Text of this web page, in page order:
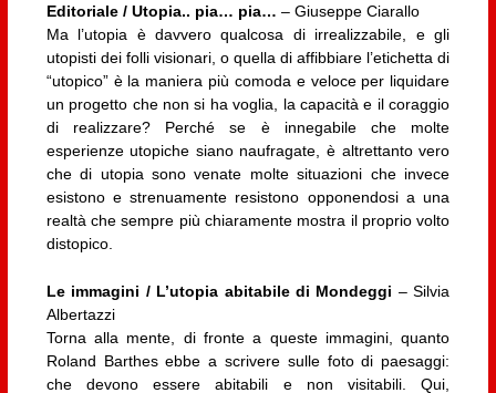
Editoriale / Utopia.. pia… pia… – Giuseppe Ciarallo
Ma l’utopia è davvero qualcosa di irrealizzabile, e gli
utopisti dei folli visionari, o quella di affibbiare l’etichetta di
“utopico” è la maniera più comoda e veloce per liquidare
un progetto che non si ha voglia, la capacità e il coraggio
di realizzare? Perché se è innegabile che molte
esperienze utopiche siano naufragate, è altrettanto vero
che di utopia sono venate molte situazioni che invece
esistono e strenuamente resistono opponendosi a una
realtà che sempre più chiaramente mostra il proprio volto
distopico.
Le immagini / L’utopia abitabile di Mondeggi – Silvia
Albertazzi
Torna alla mente, di fronte a queste immagini, quanto
Roland Barthes ebbe a scrivere sulle foto di paesaggi:
che devono essere abitabili e non visitabili. Qui,